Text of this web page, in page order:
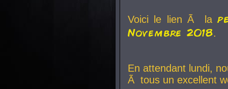
Voici le lien Ã la
Novembre 2018.
En attendant lundi,
Ã tous un excellent